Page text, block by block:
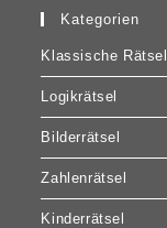
Kategorien
Klassische Rätsel
Logikrätsel
Bilderrätsel
Zahlenrätsel
Kinderrätsel